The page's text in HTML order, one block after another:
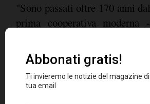
"Sono passati oltre 170 anni
prima cooperativa moderna
Bini, che guida una
oltre 5000 lavoratori e
-, mail mondo cooperativo è
sconosciuto, circondato da un